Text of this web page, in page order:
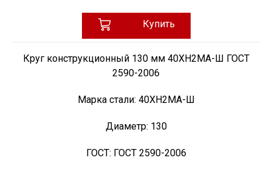
Купить
Круг конструкционный 130 мм 40ХН2МА-Ш ГОСТ
2590-2006
Марка стали: 40ХН2МА-Ш
Диаметр: 130
ГОСТ: ГОСТ 2590-2006